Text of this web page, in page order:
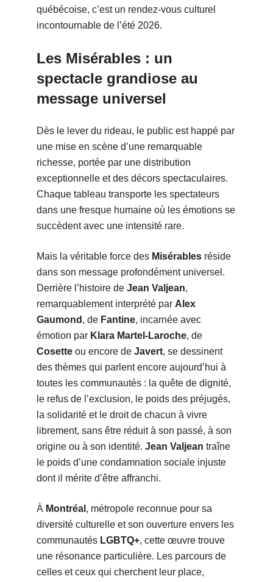
québécoise, c’est un rendez-vous culturel
incontournable de l’été 2026.
Les Misérables: un
spectacle grandiose au
message universel
Dès le lever du rideau, le public est happé par
une mise en scène d’une remarquable
richesse, portée par une distribution
exceptionnelle et des décors spectaculaires.
Chaque tableau transporte les spectateurs
dans une fresque humaine où les émotions se
succèdent avec une intensité rare.
Mais la véritable force des Misérablesréside
dans son message profondément universel.
Derrière l’histoire de Jean Valjean,
remarquablement interprété par Alex
Gaumond , de Fantine, incarnée avec
émotion par Klara Martel-Laroche, de
Cosetteou encore de Javert, se dessinent
des thèmes qui parlent encore aujourd’hui à
toutes les communautés : la quête de dignité,
le refus de l’exclusion, le poids des préjugés,
la solidarité et le droit de chacun à vivre
librement, sans être réduit à son passé, à son
origine ou à son identité. Jean Valjean traîne
le poids d’une condamnation sociale injuste
dont il mérite d’être affranchi.
À Montréal , métropole reconnue pour sa
diversité culturelle et son ouverture envers les
communautés LGBTQ+, cette œuvre trouve
une résonance particulière. Les parcours de
celles et ceux qui cherchent leur place,